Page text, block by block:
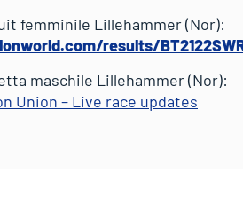
femminile Lillehammer (Nor):
results/
maschile Lillehammer (Nor):
Union – Live race updates